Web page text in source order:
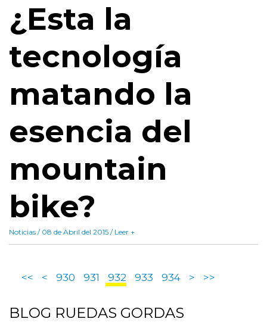
¿Esta la
tecnología
matando la
esencia del
mountain
bike?
Noticias / 08 de Abril del 2015 / Leer +
<< < 930 931 932 933 934 > >>
BLOG RUEDAS GORDAS